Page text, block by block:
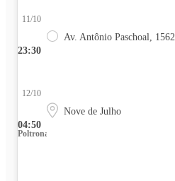
23:30
11/10
Av. Antônio Paschoal, 1562
04:50
12/10
Nove de Julho
Poltrona